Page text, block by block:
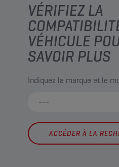
VÉRIFIEZ LA
VÉHICULE
SAVOIR PLUS
Indiquez la marque et le
ACCÉDER À LA